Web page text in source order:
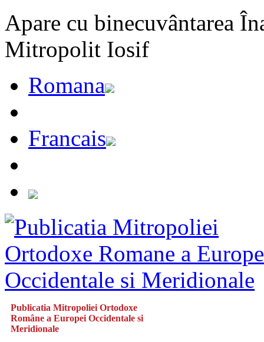
Apare cu binecuvântarea
Mitropolit Iosif
Romana
Francais
Publicatia Mitropoliei Ortodoxe
Române a Europei Occidentale si
Meridionale